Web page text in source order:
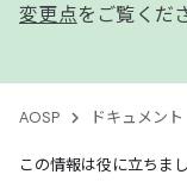
変更点をご覧くだ
AOSP ドキュメント
この情報は役に立ちま